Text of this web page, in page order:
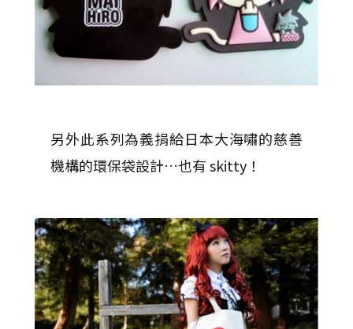
另外此系列為義捐給日本大海嘯的慈善
機構的環保袋設計…也有 skitty！